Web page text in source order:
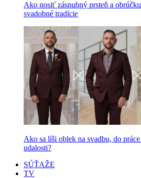
Ako nosiť zásnubný prsteň a
svadobné tradície
Ako sa líši oblek na svadbu, do
udalosti?
SÚŤAŽE
TV